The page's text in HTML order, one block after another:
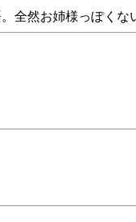
全然お姉様っぽくな